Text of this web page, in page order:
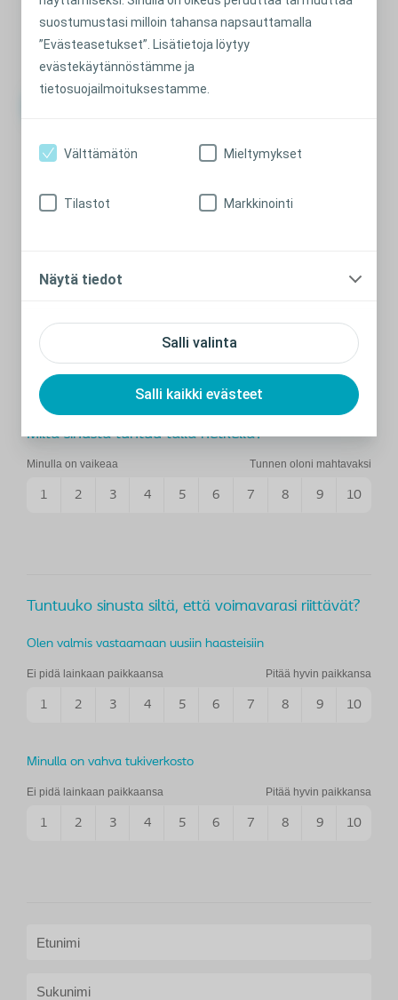
suostumustasi milloin tahansa napsauttamalla
”Evästeasetukset”. Lisätietoja löytyy
evästekäytännöstämme ja
tietosuojailmoituksestamme.
Salli valinta
Salli kaikki evästeet
Välttämätön Mieltymykset
Tilastot Markkinointi
Näytä tiedot
avannesidokseen? Voit valita yhden tai useampia
vaihtoehtoja.
Miltä sinusta tuntuu tällä hetkellä?
Minulla on vaikeaa Tunnen oloni mahtavaksi
1 2 3 4 5 6 7 8 9 10
Tuntuuko sinusta siltä, että voimavarasi riittävät?
Olen valmis vastaamaan uusiin haasteisiin
Ei pidä lainkaan paikkaansa Pitää hyvin paikkansa
1 2 3 4 5 6 7 8 9 10
Minulla on vahva tukiverkosto
Ei pidä lainkaan paikkaansa Pitää hyvin paikkansa
1 2 3 4 5 6 7 8 9 10
Etunimi
Sukunimi